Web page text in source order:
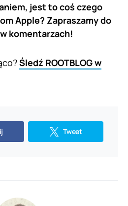
jest to coś czego
Apple? Zapraszamy do
komentarzach!
Śledź ROOTBLOG w
Tweet